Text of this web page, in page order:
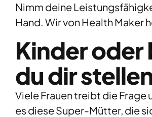
Nimm deine
Hand. Wir von Health Maker
Kinder oder
du dir
Viele Frauen treibt die Frage
es diese Super-Mütter, die